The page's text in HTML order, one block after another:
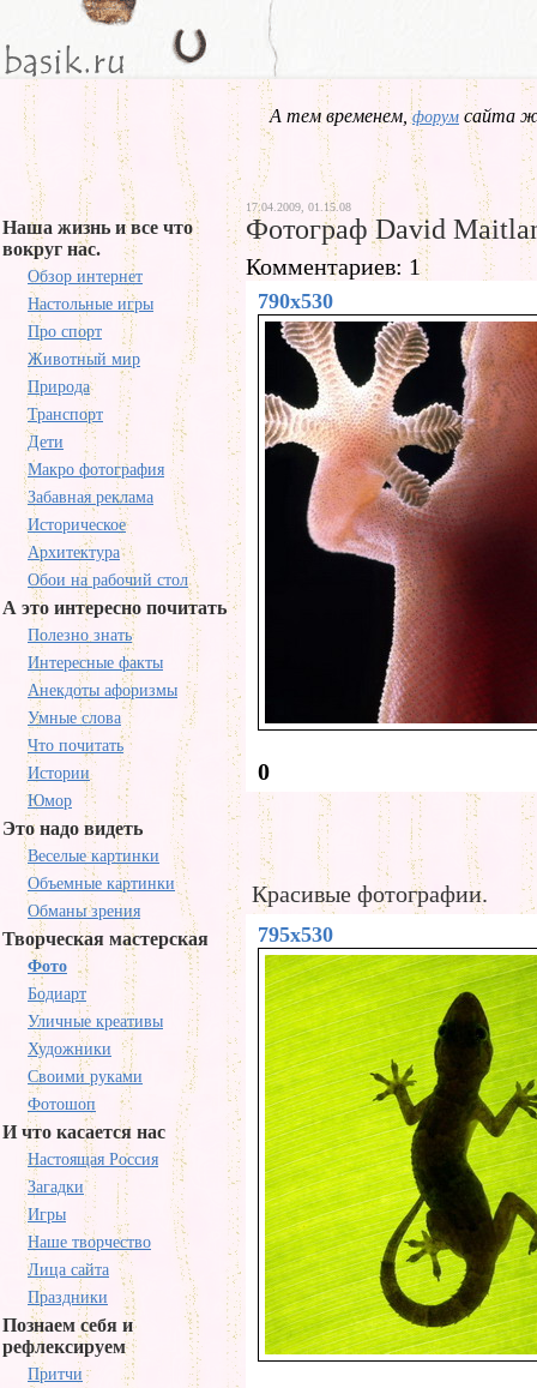
А тем временем,форум сайта
Наша жизнь и все что
вокруг нас.
Обзор интернет
Настольные игры
Про спорт
Животный мир
Природа
Транспорт
Дети
Макро фотография
Забавная реклама
Историческое
Архитектура
Обои на рабочий стол
А это интересно почитать
Полезно знать
Интересные факты
Анекдоты афоризмы
Умные слова
Что почитать
Истории
Юмор
Это надо видеть
Веселые картинки
Объемные картинки
Обманы зрения
Творческая мастерская
Фото
Бодиарт
Уличные креативы
Художники
Своими руками
Фотошоп
И что касается нас
Настоящая Россия
Загадки
Игры
Наше творчество
Лица сайта
Праздники
Познаем себя и
рефлексируем
Притчи
17.04.2009, 01.15.08
Фотограф David
Комментариев: 1
790x530
0
Красивые фотографии.
795x530